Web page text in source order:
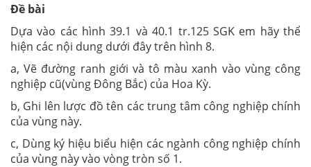
Đề bài
Dựa vào các hình 39.1 và 40.1 tr.125 SGK em hãy thể
hiện các nội dung dưới đây trên hình 8.
a, Vẽ đường ranh giới và tô màu xanh vào vùng công
nghiệp cũ(vùng Đông Bắc) của Hoa Kỳ.
b, Ghi lên lược đồ tên các trung tâm công nghiệp chính
của vùng này.
c, Dùng ký hiệu biểu hiện các ngành công nghiệp chính
của vùng này vào vòng tròn số 1.